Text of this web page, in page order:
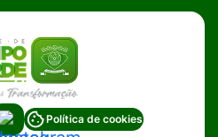
AcessarPolítica de cookies